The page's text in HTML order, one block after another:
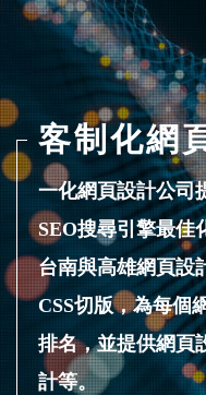
客制化網
一化網頁設計公司
SEO搜尋引擎最佳
台南與高雄網頁設
CSS切版，為每個
排名，並提供網頁
計等。